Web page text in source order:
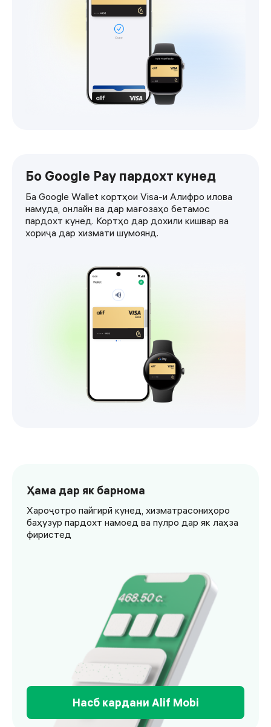
Бо Google Pay пардохт кунед
Ба Google Wallet кортҳои Visa-и Алифро илова
намуда, онлайн ва дар мағозаҳо бетамос
пардохт кунед. Кортҳо дар дохили кишвар ва
хориҷа дар хизмати шумоянд.
Ҳама дар як барнома
Хароҷотро пайгирӣ кунед, хизматрасониҳоро
баҳузур пардохт намоед ва пулро дар як лаҳза
фиристед
Насб кардани Alif Mobi